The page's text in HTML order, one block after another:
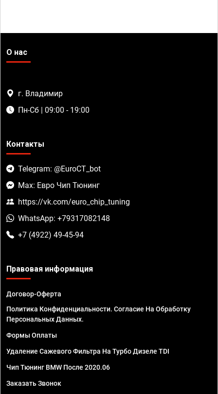
О нас
г. Владимир
Пн-Сб | 09:00 - 19:00
Контакты
Telegram: @EuroCT_bot
Max: Евро Чип Тюнинг
https://vk.com/euro_chip_tuning
WhatsApp: +79317082148
+7 (4922) 49-45-94
Правовая информация
Договор-Оферта
Политика Конфиденциальности. Согласие На Обработку
Персональных Данных.
Формы Оплаты
Удаление Сажевого Фильтра На Турбо Дизеле TDI
Чип Тюнинг BMW После 2020.06
Заказать Звонок